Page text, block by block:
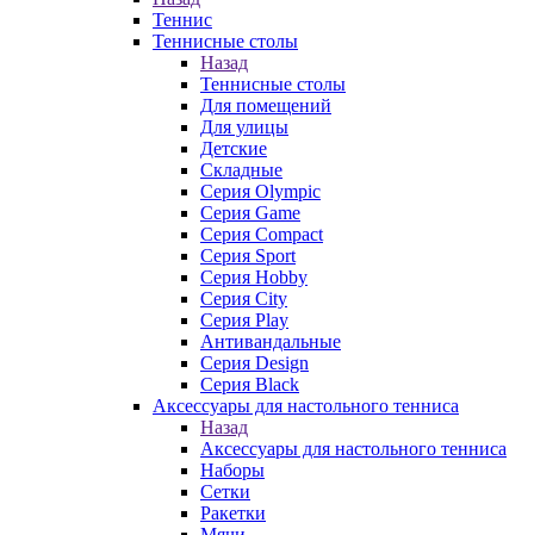
Теннис
Теннисные столы
Назад
Теннисные столы
Для помещений
Для улицы
Детские
Складные
Серия Olympic
Серия Game
Серия Compact
Серия Sport
Серия Hobby
Серия City
Серия Play
Антивандальные
Серия Design
Серия Black
Аксессуары для настольного тенниса
Назад
Аксессуары для настольного тенниса
Наборы
Сетки
Ракетки